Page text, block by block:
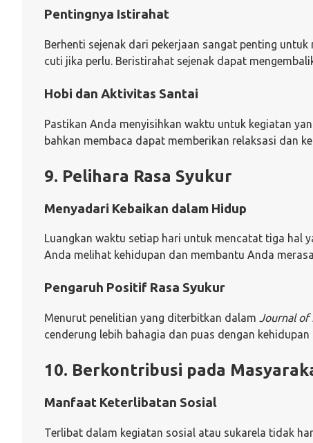
Pentingnya Istirahat
Berhenti sejenak dari pekerjaan sangat penting
cuti jika perlu. Beristirahat sejenak dapat
Hobi dan Aktivitas Santai
Pastikan Anda menyisihkan waktu untuk kegiatan
bahkan membaca dapat memberikan relaksasi dan
9. Pelihara Rasa Syukur
Menyadari Kebaikan dalam Hidup
Luangkan waktu setiap hari untuk mencatat tiga hal
Anda melihat kehidupan dan membantu Anda
Pengaruh Positif Rasa Syukur
Menurut penelitian yang diterbitkan dalam Journal of
cenderung lebih bahagia dan puas dengan kehidupan
10. Berkontribusi pada
Manfaat Keterlibatan Sosial
Terlibat dalam kegiatan sosial atau sukarela tidak